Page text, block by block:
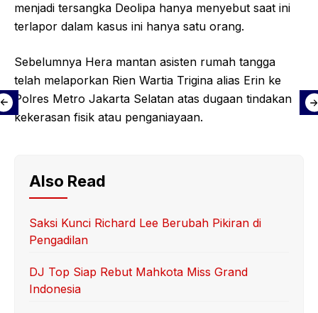
menjadi tersangka Deolipa hanya menyebut saat ini
terlapor dalam kasus ini hanya satu orang.
Sebelumnya Hera mantan asisten rumah tangga
telah melaporkan Rien Wartia Trigina alias Erin ke
Polres Metro Jakarta Selatan atas dugaan tindakan
kekerasan fisik atau penganiayaan.
Also Read
Saksi Kunci Richard Lee Berubah Pikiran di
Pengadilan
DJ Top Siap Rebut Mahkota Miss Grand
Indonesia